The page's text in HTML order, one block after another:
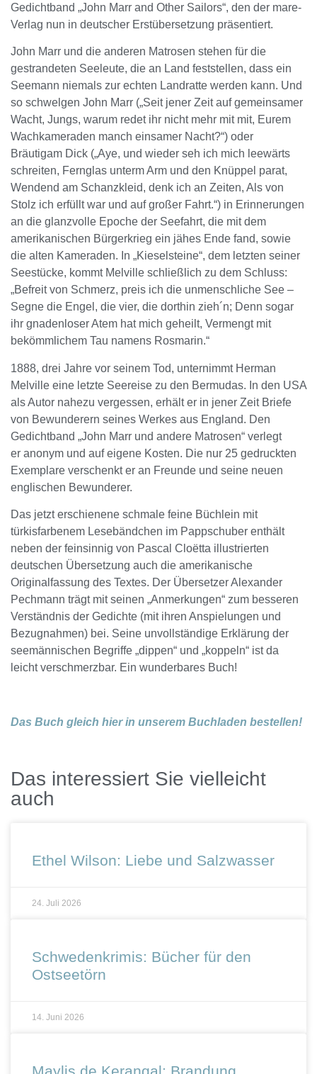
Gedichtband „John Marr and Other Sailors“, den der mare-
Verlag nun in deutscher Erstübersetzung präsentiert.
John Marr und die anderen Matrosen stehen für die
gestrandeten Seeleute, die an Land feststellen, dass ein
Seemann niemals zur echten Landratte werden kann. Und
so schwelgen John Marr („Seit jener Zeit auf gemeinsamer
Wacht, Jungs, warum redet ihr nicht mehr mit mit, Eurem
Wachkameraden manch einsamer Nacht?“) oder
Bräutigam Dick („Aye, und wieder seh ich mich leewärts
schreiten, Fernglas unterm Arm und den Knüppel parat,
Wendend am Schanzkleid, denk ich an Zeiten, Als von
Stolz ich erfüllt war und auf großer Fahrt.“) in Erinnerungen
an die glanzvolle Epoche der Seefahrt, die mit dem
amerikanischen Bürgerkrieg ein jähes Ende fand, sowie
die alten Kameraden. In „Kieselsteine“, dem letzten seiner
Seestücke, kommt Melville schließlich zu dem Schluss:
„Befreit von Schmerz, preis ich die unmenschliche See –
Segne die Engel, die vier, die dorthin zieh´n; Denn sogar
ihr gnadenloser Atem hat mich geheilt, Vermengt mit
bekömmlichem Tau namens Rosmarin.“
1888, drei Jahre vor seinem Tod, unternimmt Herman
Melville eine letzte Seereise zu den Bermudas. In den USA
als Autor nahezu vergessen, erhält er in jener Zeit Briefe
von Bewunderern seines Werkes aus England. Den
Gedichtband „John Marr und andere Matrosen“ verlegt
er anonym und auf eigene Kosten. Die nur 25 gedruckten
Exemplare verschenkt er an Freunde und seine neuen
englischen Bewunderer.
Das jetzt erschienene schmale feine Büchlein mit
türkisfarbenem Lesebändchen im Pappschuber enthält
neben der feinsinnig von Pascal Cloëtta illustrierten
deutschen Übersetzung auch die amerikanische
Originalfassung des Textes. Der Übersetzer Alexander
Pechmann trägt mit seinen „Anmerkungen“ zum besseren
Verständnis der Gedichte (mit ihren Anspielungen und
Bezugnahmen) bei. Seine unvollständige Erklärung der
seemännischen Begriffe „dippen“ und „koppeln“ ist da
leicht verschmerzbar. Ein wunderbares Buch!
Das Buch gleich hier in unserem Buchladen bestellen!
Das interessiert Sie vielleicht
auch
Ethel Wilson: Liebe und Salzwasser
24. Juli 2026
Schwedenkrimis: Bücher für den
Ostseetörn
14. Juni 2026